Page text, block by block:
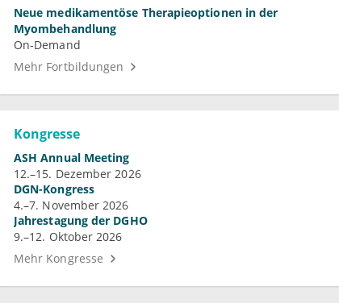
Neue medikamentöse Therapieoptionen in der
Myombehandlung
On-Demand
Mehr Fortbildungen
Kongresse
ASH Annual Meeting
12.–15. Dezember 2026
DGN-Kongress
4.–7. November 2026
Jahrestagung der DGHO
9.–12. Oktober 2026
Mehr Kongresse